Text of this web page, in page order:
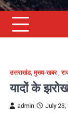
उत्तराखंड,मुख्य-खबर,
यादों के
admin July 23,